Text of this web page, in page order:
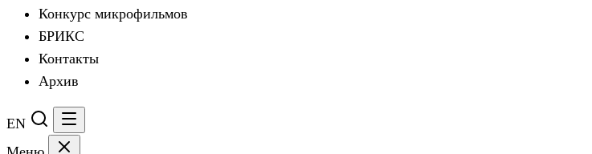
Конкурс микрофильмов
БРИКС
Контакты
Архив
EN